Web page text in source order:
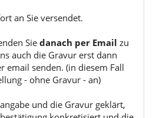
an Sie versendet.
Sie danach per Email zu
auch die Gravur erst dann
email senden. (in diesem Fall
- ohne Gravur - an)
und die Gravur geklärt,